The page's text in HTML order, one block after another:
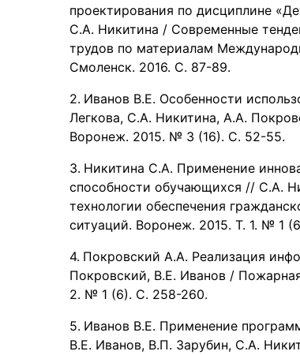
проектирования по дисциплине
С.А. Никитина / Современные
трудов по материалам
Смоленск. 2016. С. 87-89.
Иванов В.Е. Особенности
Легкова, С.А. Никитина, А.А.
Воронеж. 2015. № 3 (16). С. 52-55.
Никитина С.А. Применение
способности обучающихся // С.А.
технологии обеспечения
ситуаций. Воронеж. 2015. Т. 1. № 1
Покровский А.А. Реализация
Покровский, В.Е. Иванов /
2. № 1 (6). С. 258-260.
Иванов В.Е. Применение
В.Е. Иванов, В.П. Зарубин, С.А.